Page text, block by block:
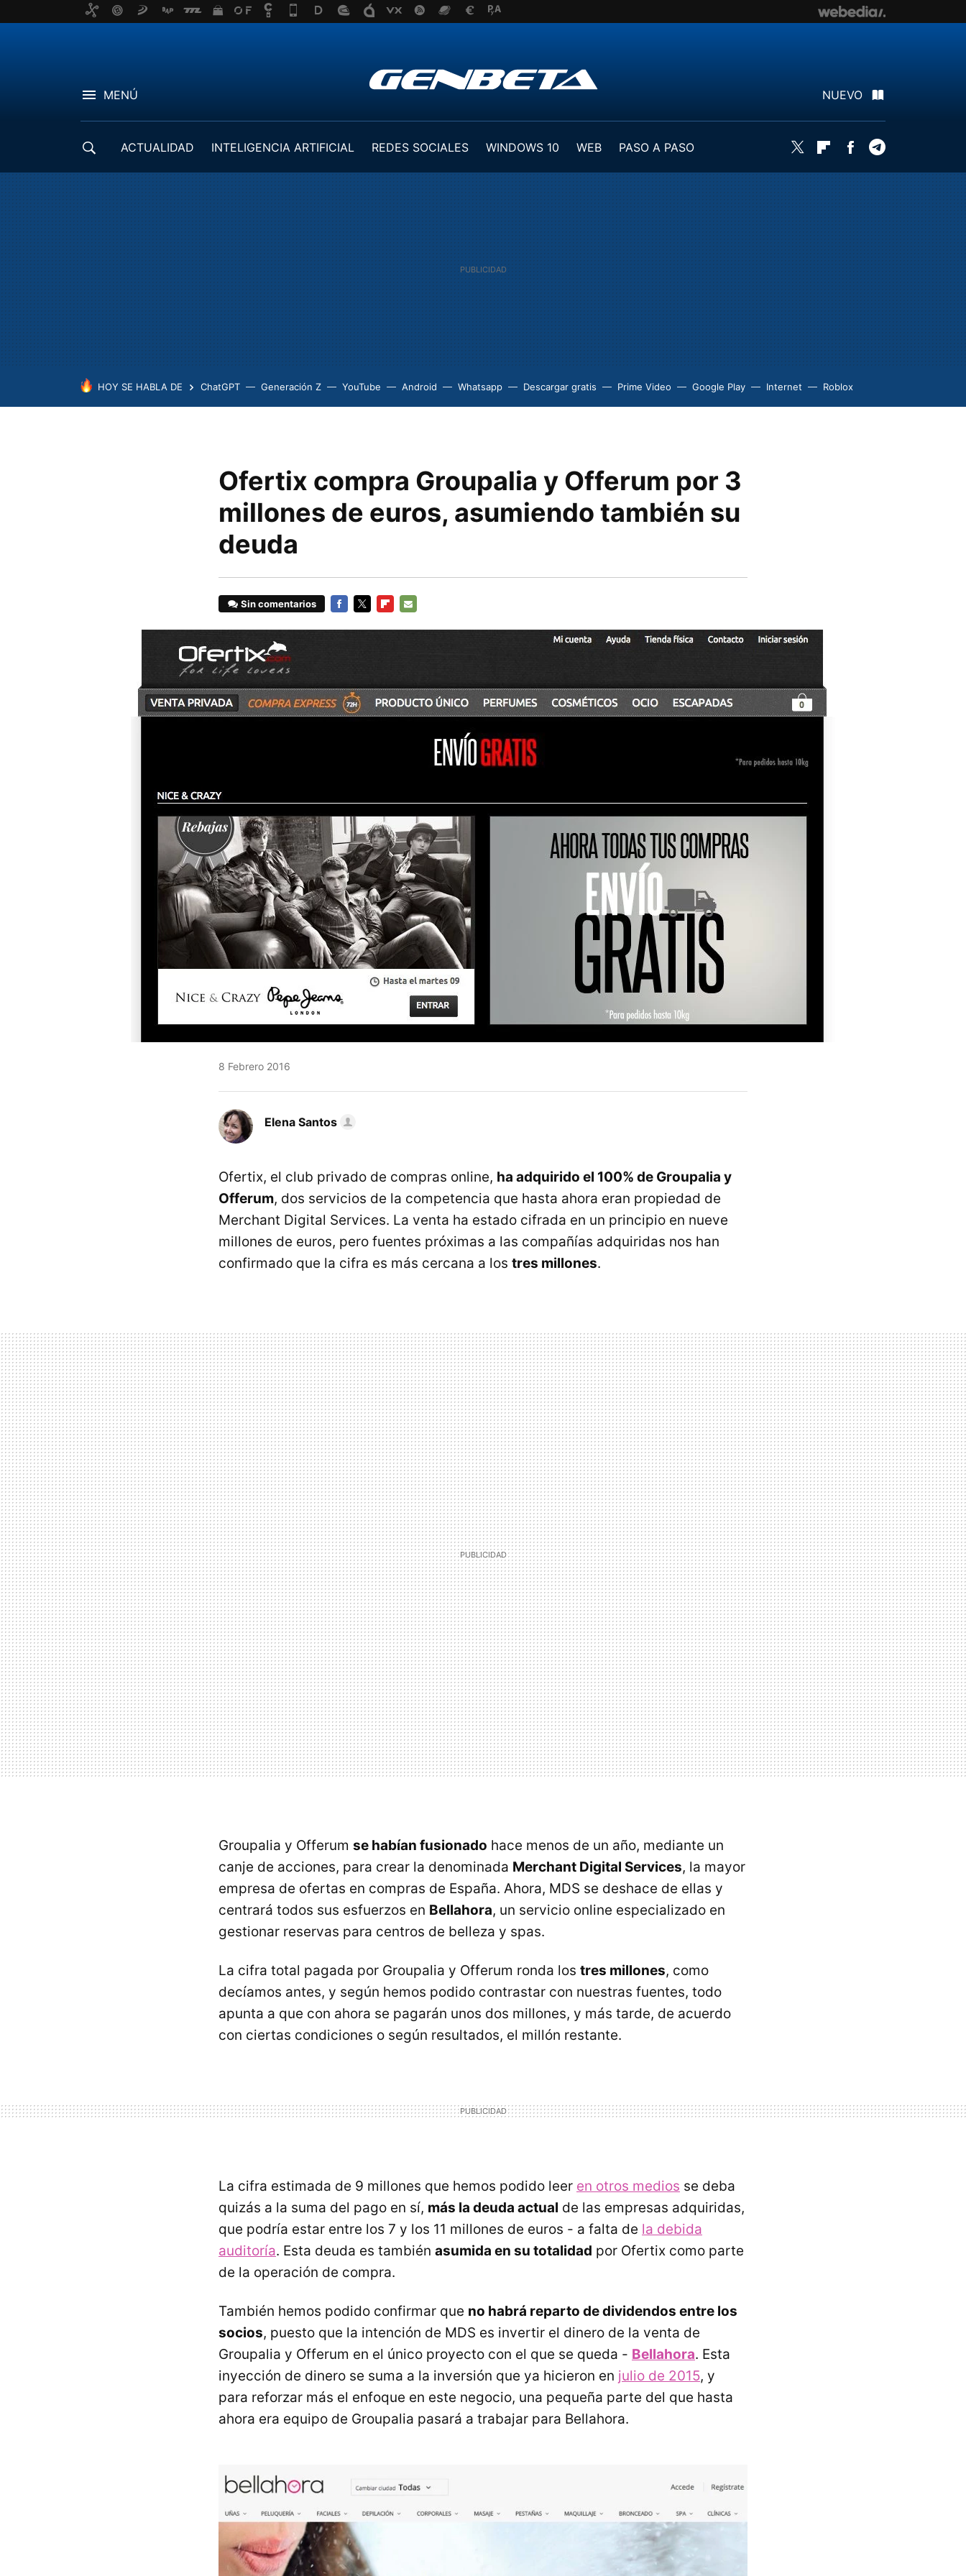
MENÚ NUEVO
ACTUALIDAD INTELIGENCIA ARTIFICIAL REDES SOCIALES WINDOWS 10 WEB
PASO A PASO
Twitter FlipboardFacebook
HOY SE HABLA DE ChatGPT Generación Z YouTube Android Whatsapp Descargar gratis Prime Video Google Play Internet Roblox
Ofertix compra Groupalia y Offerum por 3
millones de euros, asumiendo también su
deuda
Sin comentarios
8 Febrero 2016
Elena Santos
Ofertix, el club privado de compras online, ha adquirido el 100% de Groupalia y
Offerum, dos servicios de la competencia que hasta ahora eran propiedad de
Merchant Digital Services. La venta ha estado cifrada en un principio en nueve
millones de euros, pero fuentes próximas a las compañías adquiridas nos han
confirmado que la cifra es más cercana a los tres millones.
Groupalia y Offerum se habían fusionado hace menos de un año, mediante un
canje de acciones, para crear la denominada Merchant Digital Services, la mayor
empresa de ofertas en compras de España. Ahora, MDS se deshace de ellas y
centrará todos sus esfuerzos en Bellahora, un servicio online especializado en
gestionar reservas para centros de belleza y spas.
La cifra total pagada por Groupalia y Offerum ronda los tres millones, como
decíamos antes, y según hemos podido contrastar con nuestras fuentes, todo
apunta a que con ahora se pagarán unos dos millones, y más tarde, de acuerdo
con ciertas condiciones o según resultados, el millón restante.
La cifra estimada de 9 millones que hemos podido leer en otros medios se deba
quizás a la suma del pago en sí, más la deuda actual de las empresas adquiridas,
que podría estar entre los 7 y los 11 millones de euros - a falta de la debida
auditoría. Esta deuda es también asumida en su totalidad por Ofertix como parte
de la operación de compra.
También hemos podido confirmar que no habrá reparto de dividendos entre los
socios, puesto que la intención de MDS es invertir el dinero de la venta de
Groupalia y Offerum en el único proyecto con el que se queda - Bellahora. Esta
inyección de dinero se suma a la inversión que ya hicieron en julio de 2015, y
para reforzar más el enfoque en este negocio, una pequeña parte del que hasta
ahora era equipo de Groupalia pasará a trabajar para Bellahora.